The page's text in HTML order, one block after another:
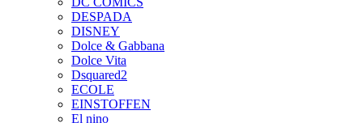
DESPADA
DISNEY
Dolce & Gabbana
Dolce Vita
Dsquared2
ECOLE
EINSTOFFEN
El nino